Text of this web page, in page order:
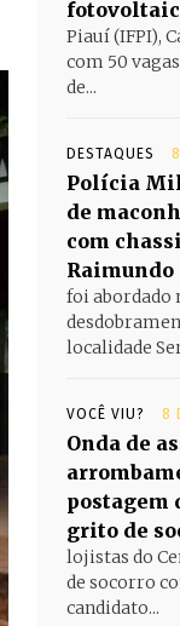
Piauí (IFPI),
com 50
de...
DESTAQUES
Polícia
de
com
Raimundo
foi abordado
localidade
VOCÊ VIU? 8
Onda de
postagem
grito de
lojistas do
de socorro
candidato...